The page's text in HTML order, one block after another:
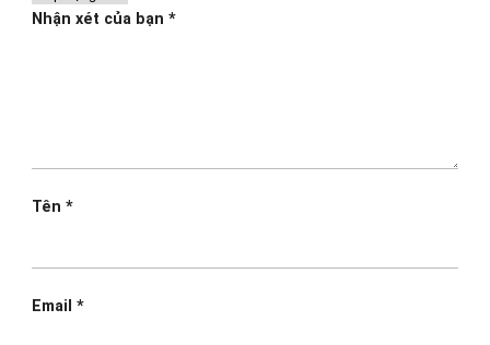
Nhận xét của bạn *
Tên *
Email *